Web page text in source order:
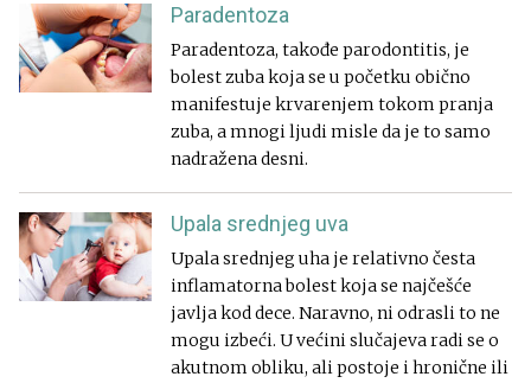
Paradentoza
Paradentoza, takođe parodontitis, je
bolest zuba koja se u početku obično
manifestuje krvarenjem tokom pranja
zuba, a mnogi ljudi misle da je to samo
nadražena desni.
Upala srednjeg uva
Upala srednjeg uha je relativno česta
inflamatorna bolest koja se najčešće
javlja kod dece. Naravno, ni odrasli to ne
mogu izbeći. U većini slučajeva radi se o
akutnom obliku, ali postoje i hronične ili